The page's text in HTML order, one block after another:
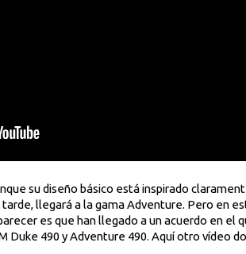
su diseño básico está inspirado
llegará a la gama Adventure. Pero en
es que han llegado a un acuerdo en el
Duke 490 y Adventure 490. Aquí otro vídeo